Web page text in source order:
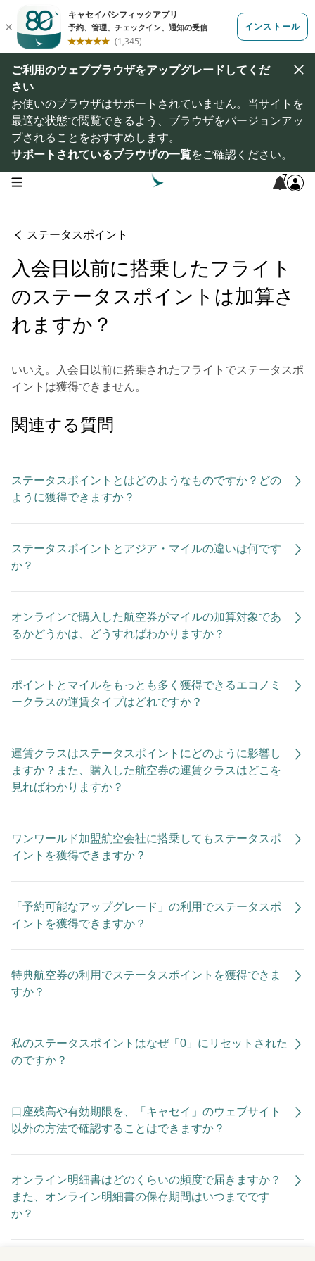
ご利用のウェブブラウザをアップグレードしてくだ
さい
お使いのブラウザはサポートされていません。当サイトを
最適な状態で閲覧できるよう、ブラウザをバージョンアッ
プされることをおすすめします。
サポートされているブラウザの一覧をご確認ください。
open navigation menu 7
ステータスポイント
入会日以前に搭乗したフライト
のステータスポイントは加算さ
れますか？
いいえ。入会日以前に搭乗されたフライトでステータスポ
イントは獲得できません。
関連する質問
ステータスポイントとはどのようなものですか？どの
ように獲得できますか？
ステータスポイントとアジア・マイルの違いは何です
か？
オンラインで購入した航空券がマイルの加算対象であ
るかどうかは、どうすればわかりますか？
ポイントとマイルをもっとも多く獲得できるエコノミ
ークラスの運賃タイプはどれですか？
運賃クラスはステータスポイントにどのように影響し
ますか？また、購入した航空券の運賃クラスはどこを
見ればわかりますか？
ワンワールド加盟航空会社に搭乗してもステータスポ
イントを獲得できますか？
「予約可能なアップグレード」の利用でステータスポ
イントを獲得できますか？
特典航空券の利用でステータスポイントを獲得できま
すか？
私のステータスポイントはなぜ「0」にリセットされた
のですか？
口座残高や有効期限を、「キャセイ」のウェブサイト
以外の方法で確認することはできますか？
オンライン明細書はどのくらいの頻度で届きますか？
また、オンライン明細書の保存期間はいつまでです
か？